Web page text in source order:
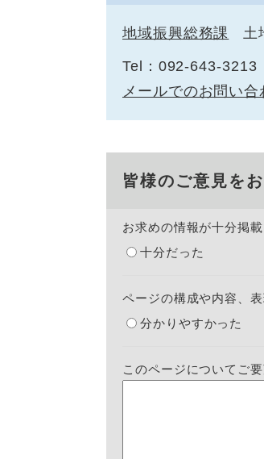
地域振興総務課 土
Tel：092-643-3213
メールでのお問い合
皆様のご意見を
お求めの情報が十分掲
十分だった
ページの構成や内容、
分かりやすかった
このページについてご